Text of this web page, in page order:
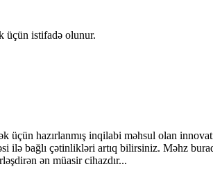
üçün istifadə olunur.
üçün hazırlanmış inqilabi məhsul olan
ilə bağlı çətinlikləri artıq bilirsiniz. Məhz
ən müasir cihazdır...